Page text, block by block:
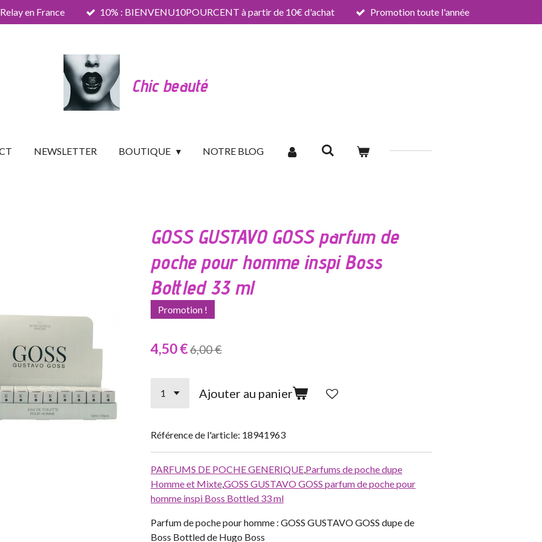
en France 10% : BIENVENU10POURCENT à partir de 10€ d'achat Promotion toute l'année
Chic beauté
NEWSLETTER BOUTIQUE NOTRE BLOG
GOSS GUSTAVO GOSS parfum de
poche pour homme inspi Boss
Bottled 33 ml
Promotion !
4,50 €6,00 €
Ajouter au panier
Référence de l'article: 18941963
PARFUMS DE POCHE GENERIQUE Parfums de poche dupe
Homme et MixteGOSS GUSTAVO GOSS parfum de poche pour
homme inspi Boss Bottled 33 ml
Parfum de poche pour homme : GOSS GUSTAVO GOSS dupe de
Boss Bottled de Hugo Boss